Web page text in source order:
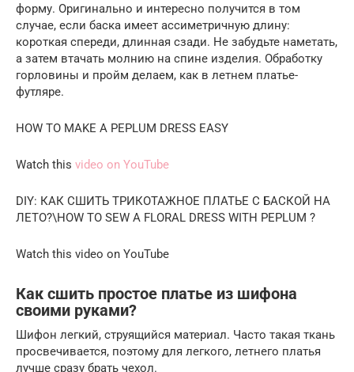
форму. Оригинально и интересно получится в том
случае, если баска имеет ассиметричную длину:
короткая спереди, длинная сзади. Не забудьте наметать,
а затем втачать молнию на спине изделия. Обработку
горловины и пройм делаем, как в летнем платье-
футляре.
HOW TO MAKE A PEPLUM DRESS EASY
Watch this video on YouTube
DIY: КАК СШИТЬ ТРИКОТАЖНОЕ ПЛАТЬЕ С БАСКОЙ НА
ЛЕТО?\HOW TO SEW A FLORAL DRESS WITH PEPLUM ?
Watch this video on YouTube
Как сшить простое платье из шифона
своими руками?
Шифон легкий, струящийся материал. Часто такая ткань
просвечивается, поэтому для легкого, летнего платья
лучше сразу брать чехол.